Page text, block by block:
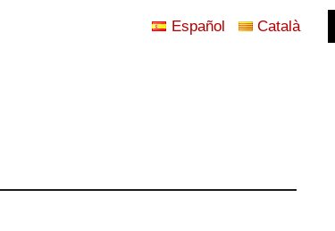
Español Català